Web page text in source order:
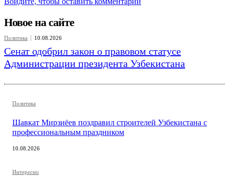
Новое на сайте
Политика 10.08.2026
Сенат одобрил закон о правовом статусе
Администрации президента Узбекистана
Политика
Шавкат Мирзиёев поздравил строителей Узбекистана с
профессиональным праздником
10.08.2026
Интересно